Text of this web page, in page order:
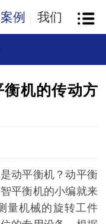
例 我们
机的传动方
动平衡机？动平衡
平衡机的小编就来
量机械的旋转工件